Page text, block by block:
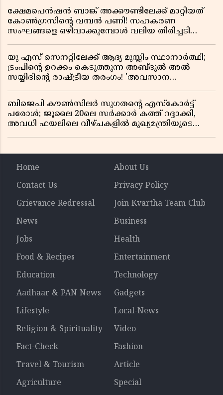
ക്ഷേമപെൻഷൻ ബാങ്ക് അക്കൗണ്ടിലേക്ക് മാറ്റിയത്
കോൺഗ്രസിന്റെ വമ്പൻ പണി! സഹകരണ
സംഘങ്ങളെ ഒഴിവാക്കുമ്പോൾ വലിയ തിരിച്ചടി
യു എസ് സെനറ്റിലേക്ക് ആദ്യ മുസ്ലിം സ്ഥാനാർത്ഥി;
ട്രംപിന്റെ ഉറക്കം കെടുത്തുന്ന അബ്ദുൽ അൽ
സയ്യിദിന്റെ രാഷ്ട്രീയ തരംഗം! 'അവസാന
ബിജെപി കൗൺസിലർ സുഗതന്റെ എസ്‌കോർട്ട്
പരോൾ; ജൂലൈ 20ലെ സർക്കാർ കത്ത് റദ്ദാക്കി,
അവധി ഫയലിലെ വീഴ്ചകളിൽ മുഖ്യമന്ത്രിയുടെ
Home
About Us
Contact Us
Privacy Policy
Grievance Redressal
Join Kvartha Team Club
News
Business
Jobs
Health
Food & Recipes
Entertainment
Education
Technology
Aadhaar & PAN News
Gadgets
Lifestyle
Local-News
Religion & Spirituality
Video
Fact-Check
Fashion
Travel & Tourism
Article
Agriculture
Special